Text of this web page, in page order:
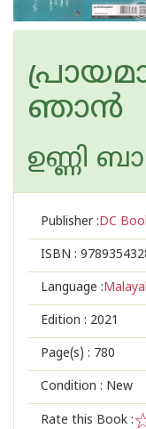
ഞാന്‍
ഉണ്ണി
Publisher :DC
ISBN :
Language :
Edition : 2021
Page(s) : 780
Condition : New
Rate this Book :